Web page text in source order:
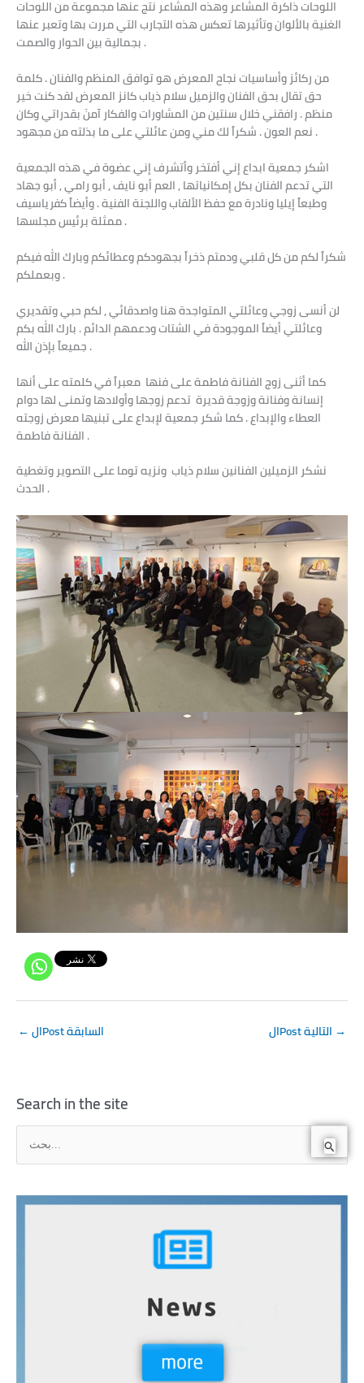
اللوحات ذاكرة المشاعر وهذه المشاعر نتج عنها مجموعة من اللوحات
الغنية بالألوان وتأثيرها تعكس هذه التجارب التي مررت بها وتعبر عنها
بجمالية بين الحوار والصمت .
من ركائز وأساسيات نجاح المعرض هو توافق المنظم والفنان . كلمة
حق تقال بحق الفنان والزميل سلام ذياب كانز المعرض لقد كنت خير
منظم . رافقني خلال سنتين من المشاورات والفكار آمنَ بقدراتي وكان
نعم العون . شكراً لك مني ومن عائلتي على ما بذلته من مجهود .
اشكر جمعية ابداع إني أفتخر وأتشرف إني عضوة في هذه الجمعية
التي تدعم الفنان بكل إمكانياتها , العم أبو نايف , أبو رامي , أبو جهاد
وطبعاً إيليا ونادرة مع حفظ الألقاب واللجنة الفنية . وأيضاً كفرياسيف
ممثلة برئيس مجلسها .
شكراً لكم من كل قلبي ودمتم ذخراً بجهودكم وعطائكم وبارك الله فيكم
وبعملكم .
لن أنسى زوجي وعائلتي المتواجدة هنا واصدقائي , لكم حبي وتقديري
وعائلتي أيضاً الموجودة في الشتات ودعمهم الدائم . بارك الله بكم
جميعاً بإذن الله .
كما أثنى زوج الفنانة فاطمة على فنها معبراً في كلمته على أنها
إنسانة وفنانة وزوجة قديرة تدعم زوجها وأولادها وتمنى لها دوام
العطاء والإبداع . كما شكر جمعية لإبداع على تبنيها معرض زوجته
الفنانة فاطمة .
نشكر الزميلين الفنانين سلام ذياب ونزيه توما على التصوير وتغطية
الحدث .
← الPost السابقة →
Search in the site
ب